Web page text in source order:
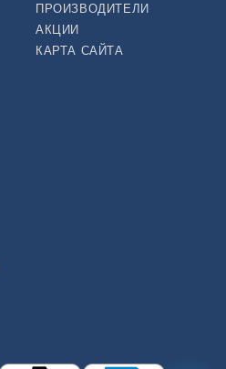
ПРОИЗВОДИТЕЛИ
АКЦИИ
КАРТА САЙТА